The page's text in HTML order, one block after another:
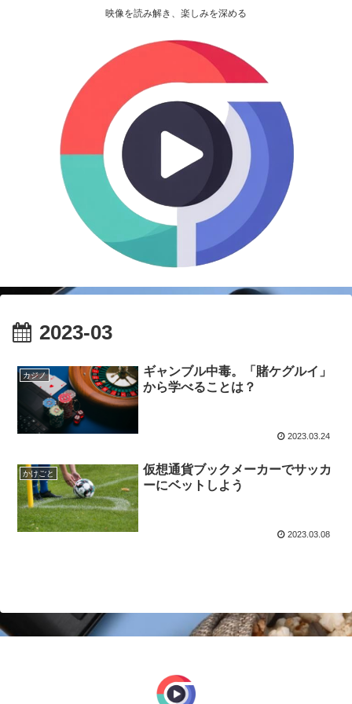
映像を読み解き、楽しみを深める
2023-03
カジノ
ギャンブル中毒。「賭ケグルイ」
から学べることは？
2023.03.24
かけごと
仮想通貨ブックメーカーでサッカ
ーにベットしよう
2023.03.08